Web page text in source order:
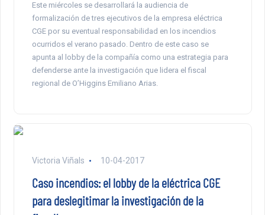
Este miércoles se desarrollará la audiencia de
formalización de tres ejecutivos de la empresa eléctrica
CGE por su eventual responsabilidad en los incendios
ocurridos el verano pasado. Dentro de este caso se
apunta al lobby de la compañía como una estrategia para
defenderse ante la investigación que lidera el fiscal
regional de O’Higgins Emiliano Arias.
Victoria Viñals 10-04-2017
Caso incendios: el lobby de la eléctrica CGE
para deslegitimar la investigación de la